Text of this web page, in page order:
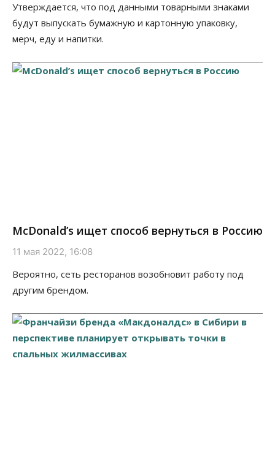
Утверждается, что под данными товарными знаками
будут выпускать бумажную и картонную упаковку,
мерч, еду и напитки.
McDonald’s ищет способ вернуться в Россию
11 мая 2022, 16:08
Вероятно, сеть ресторанов возобновит работу под
другим брендом.